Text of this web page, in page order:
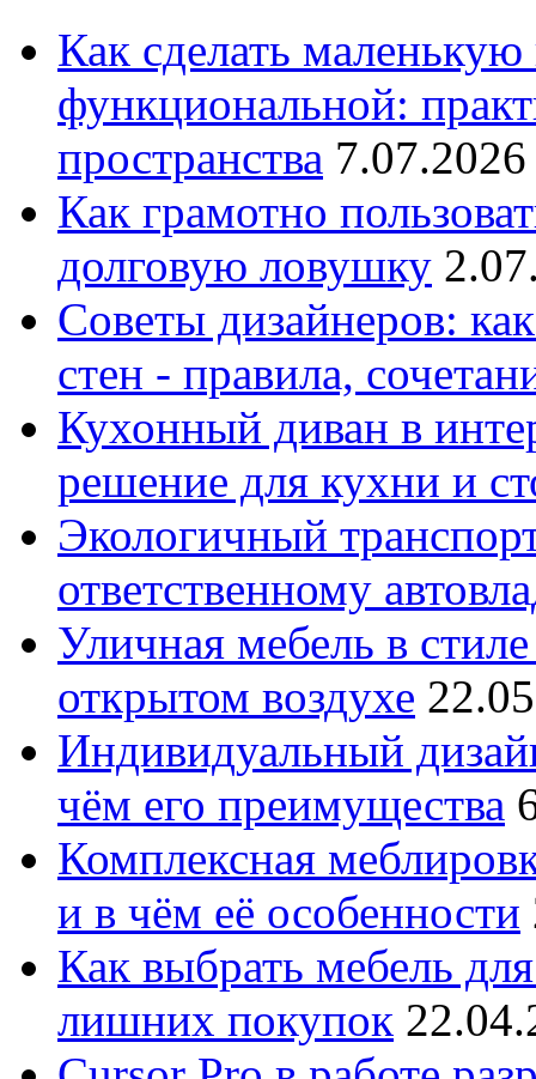
Как сделать
функциональной:
пространства
Как грамотно
долговую ловушку
Советы дизайнеров:
стен - правила,
Кухонный диван в
решение для кухни и
Экологичный
ответственному
Уличная мебель в
открытом воздухе
Индивидуальный
чём его преимущества
Комплексная
и в чём её особенности
Как выбрать мебель
лишних покупок